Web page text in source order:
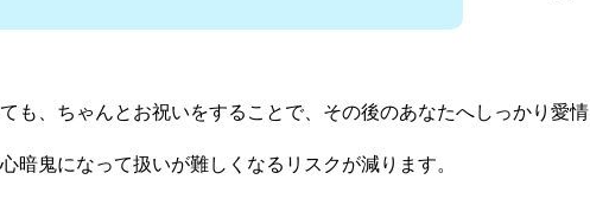
も、ちゃんとお祝いをすることで、その後のあなたへしっかり愛情
暗鬼になって扱いが難しくなるリスクが減ります。